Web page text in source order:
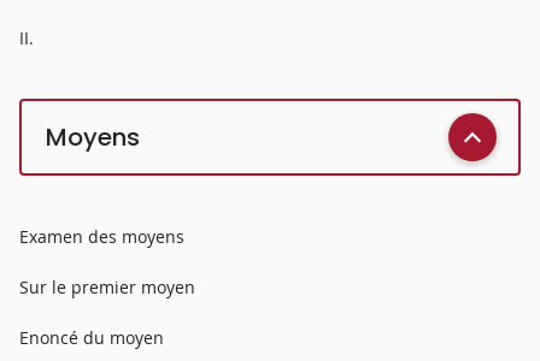
II.
Moyens
Examen des moyens
Sur le premier moyen
Enoncé du moyen